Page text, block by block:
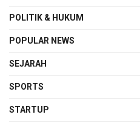
POLITIK & HUKUM
POPULAR NEWS
SEJARAH
SPORTS
STARTUP